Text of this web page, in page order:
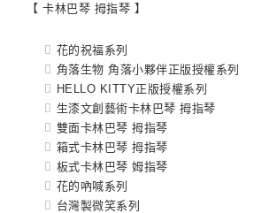
【 卡林巴琴 拇指琴 】
花的祝福系列
角落生物 角落小夥伴正版授權系列
HELLO KITTY正版授權系列
生漆文創藝術卡林巴琴 拇指琴
雙面卡林巴琴 拇指琴
箱式卡林巴琴 拇指琴
板式卡林巴琴 姆指琴
花的吶喊系列
台灣製微笑系列